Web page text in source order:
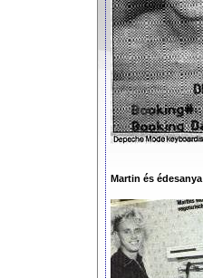
Martin és édesanya